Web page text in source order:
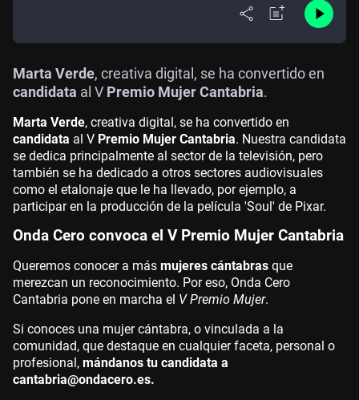
Marta Verde, creativa digital, se ha convertido en
candidata al V Premio Mujer Cantabria.
Marta Verde, creativa digital, se ha convertido en
candidata al V Premio Mujer Cantabria. Nuestra candidata
se dedica principalmente al sector de la televisión, pero
también se ha dedicado a otros sectores audiovisuales
como el etalonaje que le ha llevado, por ejemplo, a
participar en la producción de la película 'Soul' de Pixar.
Onda Cero convoca el V Premio Mujer Cantabria
Queremos conocer a más mujeres cántabras que
merezcan un reconocimiento. Por eso, Onda Cero
Cantabria pone en marcha el V Premio Mujer.
Si conoces una mujer cántabra, o vinculada a la
comunidad, que destaque en cualquier faceta, personal o
profesional, mándanos tu candidata a
cantabria@ondacero.es.